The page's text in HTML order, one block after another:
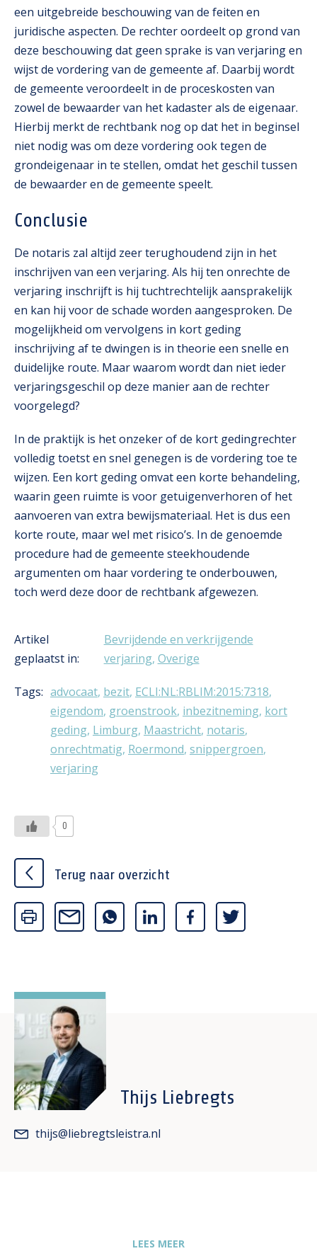
een uitgebreide beschouwing van de feiten en
juridische aspecten. De rechter oordeelt op grond van
deze beschouwing dat geen sprake is van verjaring en
wijst de vordering van de gemeente af. Daarbij wordt
de gemeente veroordeelt in de proceskosten van
zowel de bewaarder van het kadaster als de eigenaar.
Hierbij merkt de rechtbank nog op dat het in beginsel
niet nodig was om deze vordering ook tegen de
grondeigenaar in te stellen, omdat het geschil tussen
de bewaarder en de gemeente speelt.
Conclusie
De notaris zal altijd zeer terughoudend zijn in het
inschrijven van een verjaring. Als hij ten onrechte de
verjaring inschrijft is hij tuchtrechtelijk aansprakelijk
en kan hij voor de schade worden aangesproken. De
mogelijkheid om vervolgens in kort geding
inschrijving af te dwingen is in theorie een snelle en
duidelijke route. Maar waarom wordt dan niet ieder
verjaringsgeschil op deze manier aan de rechter
voorgelegd?
In de praktijk is het onzeker of de kort gedingrechter
volledig toetst en snel genegen is de vordering toe te
wijzen. Een kort geding omvat een korte behandeling,
waarin geen ruimte is voor getuigenverhoren of het
aanvoeren van extra bewijsmateriaal. Het is dus een
korte route, maar wel met risico’s. In de genoemde
procedure had de gemeente steekhoudende
argumenten om haar vordering te onderbouwen,
toch werd deze door de rechtbank afgewezen.
Artikel
geplaatst in:
Bevrijdende en verkrijgende
verjaring, Overige
Tags: advocaat, bezit, ECLI:NL:RBLIM:2015:7318,
eigendom, groenstrook, inbezitneming, kort
geding, Limburg, Maastricht, notaris,
onrechtmatig, Roermond, snippergroen,
verjaring
Terug naar overzicht
0
Thijs Liebregts
thijs@liebregtsleistra.nl
LEES MEER